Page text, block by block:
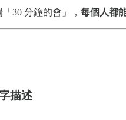
30 分鐘的會」， 每個人都
描述